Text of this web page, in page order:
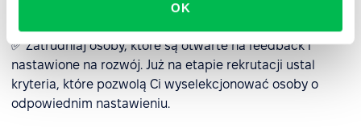
OK
✅ Zatrudniaj osoby, które są otwarte na feedback i
nastawione na rozwój. Już na etapie rekrutacji ustal
kryteria, które pozwolą Ci wyselekcjonować osoby o
odpowiednim nastawieniu.